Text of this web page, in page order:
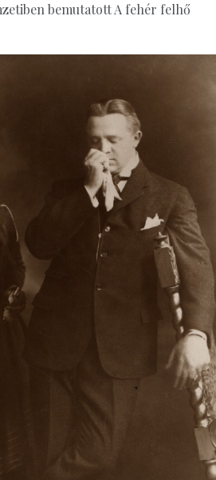
bemutatott A fehér felhő